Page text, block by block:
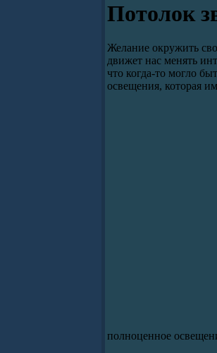
Потолок
Желание окружить
движет нас менять
что когда-то могло
освещения, которая
полноценное